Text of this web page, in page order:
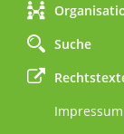
Suche
Impressum